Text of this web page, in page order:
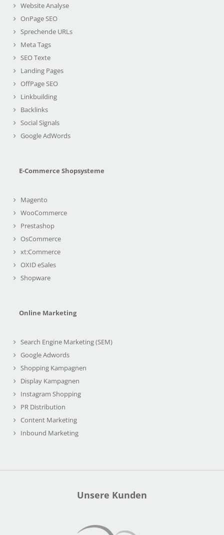
Website Analyse
OnPage SEO
Sprechende URLs
Meta Tags
SEO Texte
Landing Pages
OffPage SEO
Linkbuilding
Backlinks
Social Signals
Google AdWords
E-Commerce Shopsysteme
Magento
WooCommerce
Prestashop
OsCommerce
xt:Commerce
OXID eSales
Shopware
Online Marketing
Search Engine Marketing (SEM)
Google Adwords
Shopping Kampagnen
Display Kampagnen
Instagram Shopping
PR Distribution
Content Marketing
Inbound Marketing
Unsere Kunden